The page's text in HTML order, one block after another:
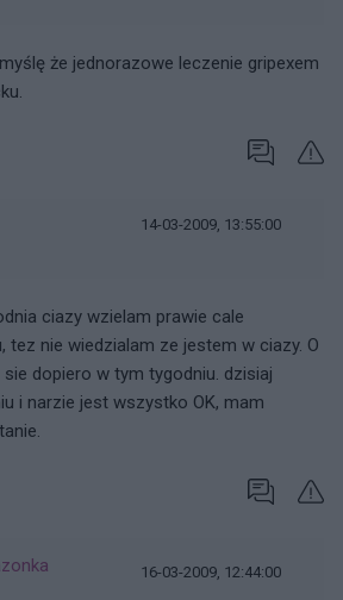
że jednorazowe leczenie gripexem
14-03-2009, 13:55:00
ciazy wzielam prawie cale
tez nie wiedzialam ze jestem w ciazy. O
dopiero w tym tygodniu. dzisiaj
i narzie jest wszystko OK, mam
16-03-2009, 12:44:00